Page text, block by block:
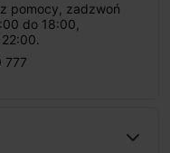
pomocy, zadzwoń
do 18:00,
777